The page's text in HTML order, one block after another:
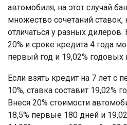
автомобиля, на этот случай
множество сочетаний ставок,
отличаться у разных
20% и сроке кредита 4 года
первый год и 19,02% годовых
Если взять кредит на 7 лет с
10%, ставка составит 19,02%
Внеся 20% стоимости
18,5% первые 180 дней и